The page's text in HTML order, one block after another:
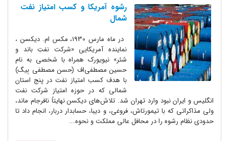
رشوه آمریکا و کسب امتیاز نفت
شمال
در ماه مارس 1930، مکس ام. دیکسن ،
نماینده آمریکایی «شرکت نفتِ باند و
شئر» نیویورک همراه با شخصی به نام
حسین مصطفی‌اف (حسن مصطفی بِیگ)
با هدف کسب امتیاز نفت در پنج استان
شمالی که در حوزه امتیاز شرکت نفت
انگلیس و ایران نبود وارد تهران شد. تلاش‌های دیکسن نهایتاً نافرجام ماند،
ولی مذاکراتی که با تیمورتاش، فروغی، و دیبا، حسابدار دربار، انجام داد تا
حدودی نظام رشوه را در محافل عالی مملکت و نحوه...